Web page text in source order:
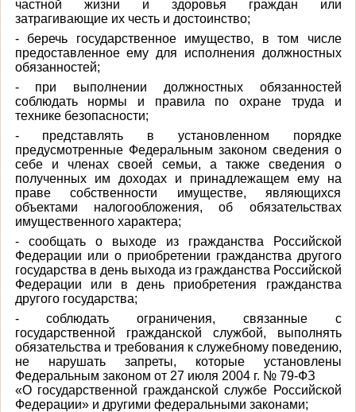
частной жизни и здоровья граждан или
затрагивающие их честь и достоинство;
- беречь государственное имущество, в том числе
предоставленное ему для исполнения должностных
обязанностей;
- при выполнении должностных обязанностей
соблюдать нормы и правила по охране труда и
технике безопасности;
- представлять в установленном порядке
предусмотренные Федеральным законом сведения о
себе и членах своей семьи, а также сведения о
полученных им доходах и принадлежащем ему на
праве собственности имуществе, являющихся
объектами налогообложения, об обязательствах
имущественного характера;
- сообщать о выходе из гражданства Российской
Федерации или о приобретении гражданства другого
государства в день выхода из гражданства Российской
Федерации или в день приобретения гражданства
другого государства;
- соблюдать ограничения, связанные с
государственной гражданской службой, выполнять
обязательства и требования к служебному поведению,
не нарушать запреты, которые установлены
Федеральным законом от 27 июля 2004 г. № 79-ФЗ
«О государственной гражданской службе Российской
Федерации» и другими федеральными законами;